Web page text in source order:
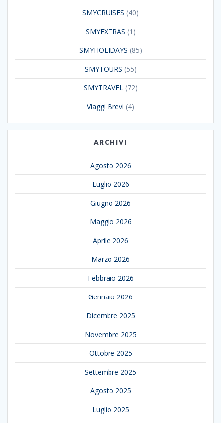
SMYCRUISES (40)
SMYEXTRAS (1)
SMYHOLIDAYS (85)
SMYTOURS (55)
SMYTRAVEL(72)
Viaggi Brevi (4)
ARCHIVI
Agosto 2026
Luglio 2026
Giugno 2026
Maggio 2026
Aprile 2026
Marzo 2026
Febbraio 2026
Gennaio 2026
Dicembre 2025
Novembre 2025
Ottobre 2025
Settembre 2025
Agosto 2025
Luglio 2025